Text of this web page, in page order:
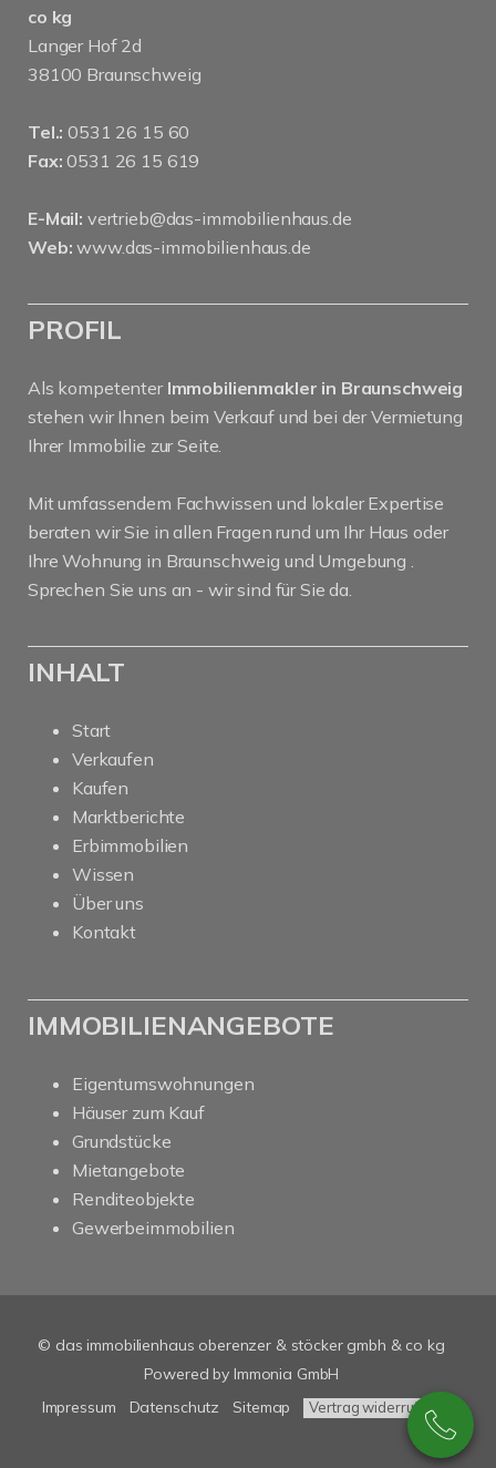
co kg
Langer Hof 2d
38100 Braunschweig
Tel.: 0531 26 15 60
Fax: 0531 26 15 619
E-Mail: vertrieb@das-immobilienhaus.de
Web: www.das-immobilienhaus.de
PROFIL
Als kompetenter Immobilienmakler in Braunschweig
stehen wir Ihnen beim Verkauf und bei der Vermietung
Ihrer Immobilie zur Seite.
Mit umfassendem Fachwissen und lokaler Expertise
beraten wir Sie in allen Fragen rund um Ihr Haus oder
Ihre Wohnung in Braunschweig und Umgebung .
Sprechen Sie uns an - wir sind für Sie da.
INHALT
Start
Verkaufen
Kaufen
Marktberichte
Erbimmobilien
Wissen
Über uns
Kontakt
IMMOBILIENANGEBOTE
Eigentumswohnungen
Häuser zum Kauf
Grundstücke
Mietangebote
Renditeobjekte
Gewerbeimmobilien
© das immobilienhaus oberenzer & stöcker gmbh & co kg
Powered by Immonia GmbH
Impressum
Datenschutz Sitemap Vertrag widerrufen